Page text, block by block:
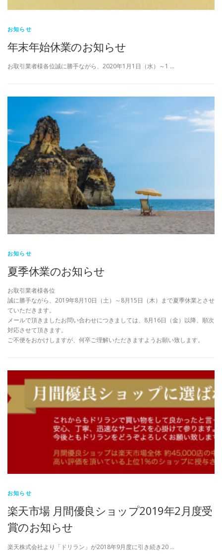
お知らせ
年末年始休業のお知らせ
お取引業者様各位誠に勝手ながら、2020年1月1日（水）～1 …
お知らせ
夏季休業のお知らせ
お取引業者様各位
誠に勝手ながら、2019年8月10日（土）～8月15日（木）まで夏季休業とさせ
ていただきます。
メールで頂きましたお問い合わせにつきましては、8月16日（金）以降、順次
対応させて頂きます。
ご不便をおかけしますが、何卒ご理解いただきますようお願い致します。
お知らせ
楽天市場 月間優良ショップ2019年2月度受
賞のお知らせ
楽天株式会社より「ドリラン」が2018年9月度に引き続き20 …